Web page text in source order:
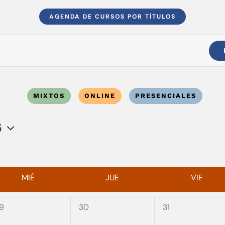
AGENDA DE CURSOS POR TÍTULOS
MIXTOS ONLINE PRESENCIALES
MIÉ JUE VIE
0
30
0
31